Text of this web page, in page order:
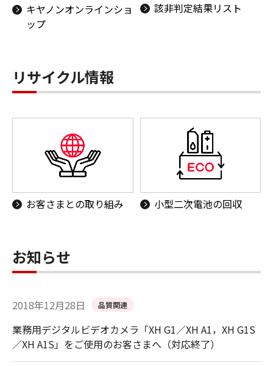
キヤノンオンラインショ
ップ
該非判定結果リスト
リサイクル情報
お客さまとの取り組み 小型二次電池の回収
お知らせ
2018年12月28日 品質関連
業務用デジタルビデオカメラ「XH G1／XH A1，XH G1S
／XH A1S」をご使用のお客さまへ（対応終了）